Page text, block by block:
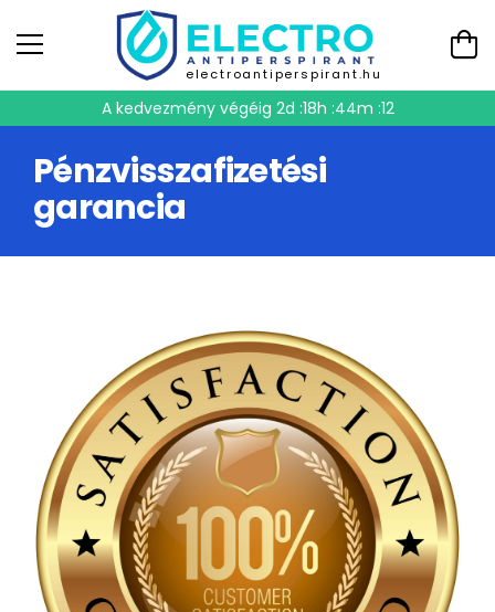
electroantiperspirant.hu
A kedvezmény végéig2d :18h :44m :11
Pénzvisszafizetési
garancia